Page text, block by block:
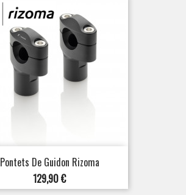
Pontets De Guidon Rizoma
Prix
129,90 €